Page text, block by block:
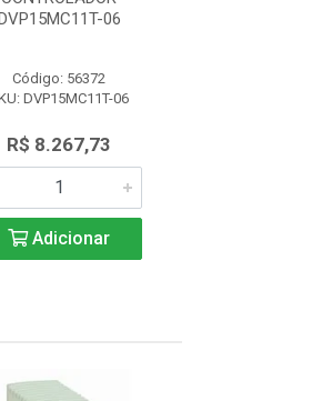
06
Código: 56372
DVP15MC11T-06
R$ 8.267,73
Adicionar